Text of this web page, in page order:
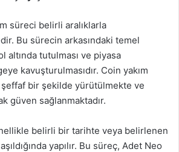
süreci belirli aralıklarla
Bu sürecin arkasındaki temel
altında tutulması ve piyasa
kavuşturulmasıdır. Coin yakım
bir şekilde yürütülmekte ve
güven sağlanmaktadır.
belirli bir tarihte veya belirlenen
yapılır. Bu süreç, Adet Neo